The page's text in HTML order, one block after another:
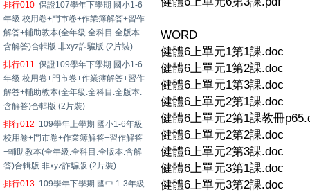
排行010 保證107學年下學期 國小1-6
年級 校用卷+門市卷+作業簿解答+習作
解答+輔助教本(全年級.全科目.全版本.
含解答)合輯版 非xyz詐騙版 (2片裝)
排行011 保證109學年下學期 國小1-6
年級 校用卷+門市卷+作業簿解答+習作
解答+輔助教本(全年級.全科目.全版本.
含解答)合輯版 (2片裝)
排行012 109學年上學期 國小1-6年級
校用卷+門市卷+作業簿解答+習作解答
+輔助教本(全年級.全科目.全版本.含解
答)合輯版 非xyz詐騙版 (2片裝)
排行013 109學年下學期 國中 1-3年級
WORD
健體6上單元1第1課.doc
健體6上單元1第2課.doc
健體6上單元1第3課.doc
健體6上單元2第1課.doc
健體6上單元2第1課教冊
健體6上單元2第2課.doc
健體6上單元2第3課.doc
健體6上單元3第1課.doc
健體6上單元3第2課.doc